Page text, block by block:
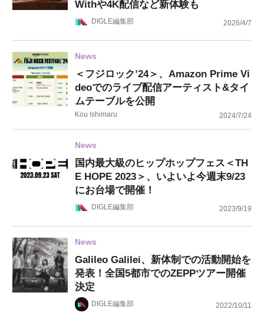
Withや4K配信など新体験も
DIGLE編集部 2026/4/7
News
＜フジロック’24＞、Amazon Prime Vi
deoでのライブ配信アーティスト&タイ
ムテーブルを公開
Kou Ishimaru 2024/7/24
News
国内最大級のヒップホップフェス＜TH
E HOPE 2023＞、いよいよ今週末9/23
にお台場で開催！
DIGLE編集部 2023/9/19
News
Galileo Galilei、新体制での活動開始を
発表！全国5都市でのZEPPツアー開催
決定
DIGLE編集部 2022/10/11